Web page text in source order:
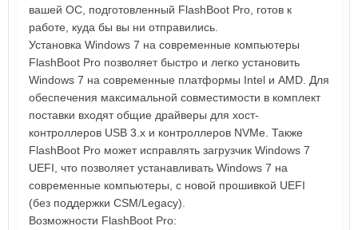
вашей ОС, подготовленный FlashBoot Pro, готов к
работе, куда бы вы ни отправились.
Установка Windows 7 на современные компьютеры
FlashBoot Pro позволяет быстро и легко установить
Windows 7 на современные платформы Intel и AMD. Для
обеспечения максимальной совместимости в комплект
поставки входят общие драйверы для хост-
контроллеров USB 3.x и контроллеров NVMe. Также
FlashBoot Pro может исправлять загрузчик Windows 7
UEFI, что позволяет устанавливать Windows 7 на
современные компьютеры, с новой прошивкой UEFI
(без поддержки CSM/Legacy).
Возможности FlashBoot Pro: